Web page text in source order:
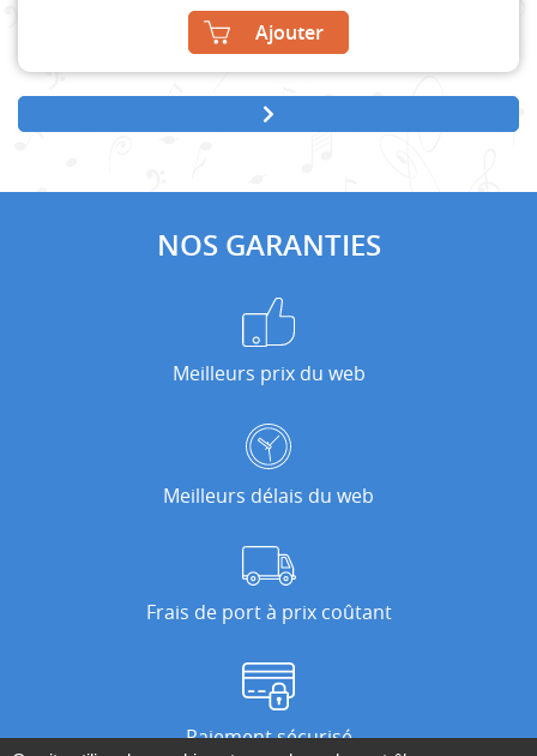
Ajouter
NOS GARANTIES
Meilleurs prix du web
Meilleurs délais du web
Frais de port à prix coûtant
Paiement sécurisé